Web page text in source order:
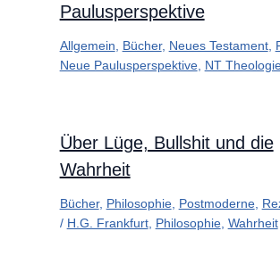
Paulusperspektive
Allgemein Bücher, Neues Testament,
Neue Paulusperspektive, NT
Über Lüge, Bullshit und die
Wahrheit
Bücher, Philosophie, Postmoderne,
/ H.G. Frankfurt, Philosophie, Wahrheit